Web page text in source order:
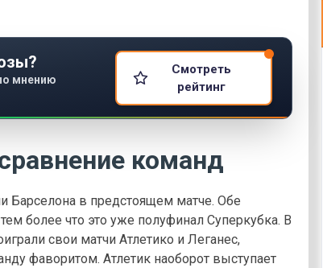
мнению
Смотреть
рейтинг
команд
Барселона в предстоящем матче. Обе
более что это уже полуфинал Суперкубка. В
свои матчи Атлетико и Леганес,
фаворитом. Атлетик наоборот выступает